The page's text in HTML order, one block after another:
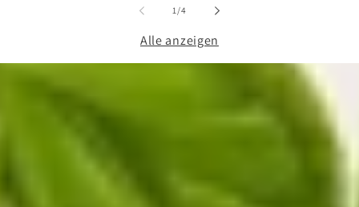
1 /von
4
Alle anzeigen